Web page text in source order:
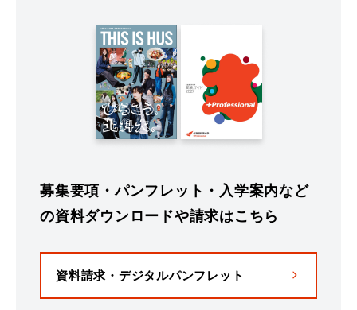
募集要項・パンフレット・入学案内など
の資料ダウンロードや請求はこちら
資料請求・デジタルパンフレット